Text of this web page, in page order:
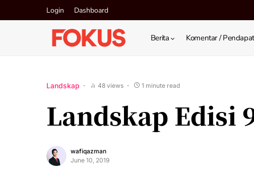
Login Dashboard
Berita Komentar / Pendapat
Landskap 48 views 1 minute read
Landskap Edisi
wafiqazman
June 10, 2019